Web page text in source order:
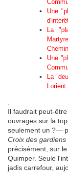
Une
La
Une
La
Lorient.
Il faudrait peut-
ouvrages sur la
seulement un ?—
Croix des gardiens
précisément, sur
Quimper. Seule
jadis carrefour,